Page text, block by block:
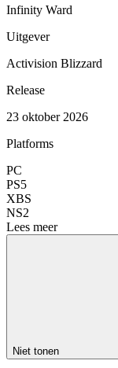
Infinity Ward
Uitgever
Activision Blizzard
Release
23 oktober 2026
Platforms
PC
PS5
XBS
NS2
Lees meer
Niet tonen